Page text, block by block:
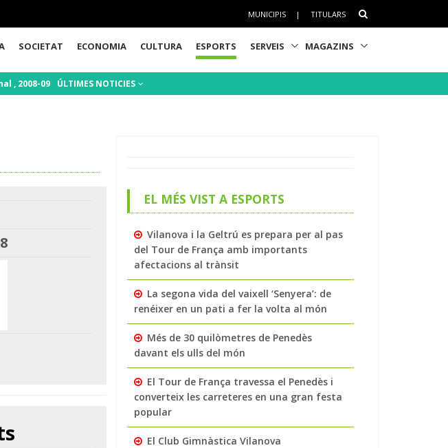
MUNICIPIS | TITULARS
SOCIETAT ECONOMIA CULTURA ESPORTS SERVEIS MAGAZINS
, 2008-09 ÚLTIMES NOTICIES
EL MÉS VIST A ESPORTS
Vilanova i la Geltrú es prepara per al pas
del Tour de França amb importants
afectacions al trànsit
La segona vida del vaixell ‘Senyera’: de
renéixer en un pati a fer la volta al món
Més de 30 quilòmetres de Penedès
davant els ulls del món
El Tour de França travessa el Penedès i
converteix les carreteres en una gran festa
popular
El Club Gimnàstica Vilanova